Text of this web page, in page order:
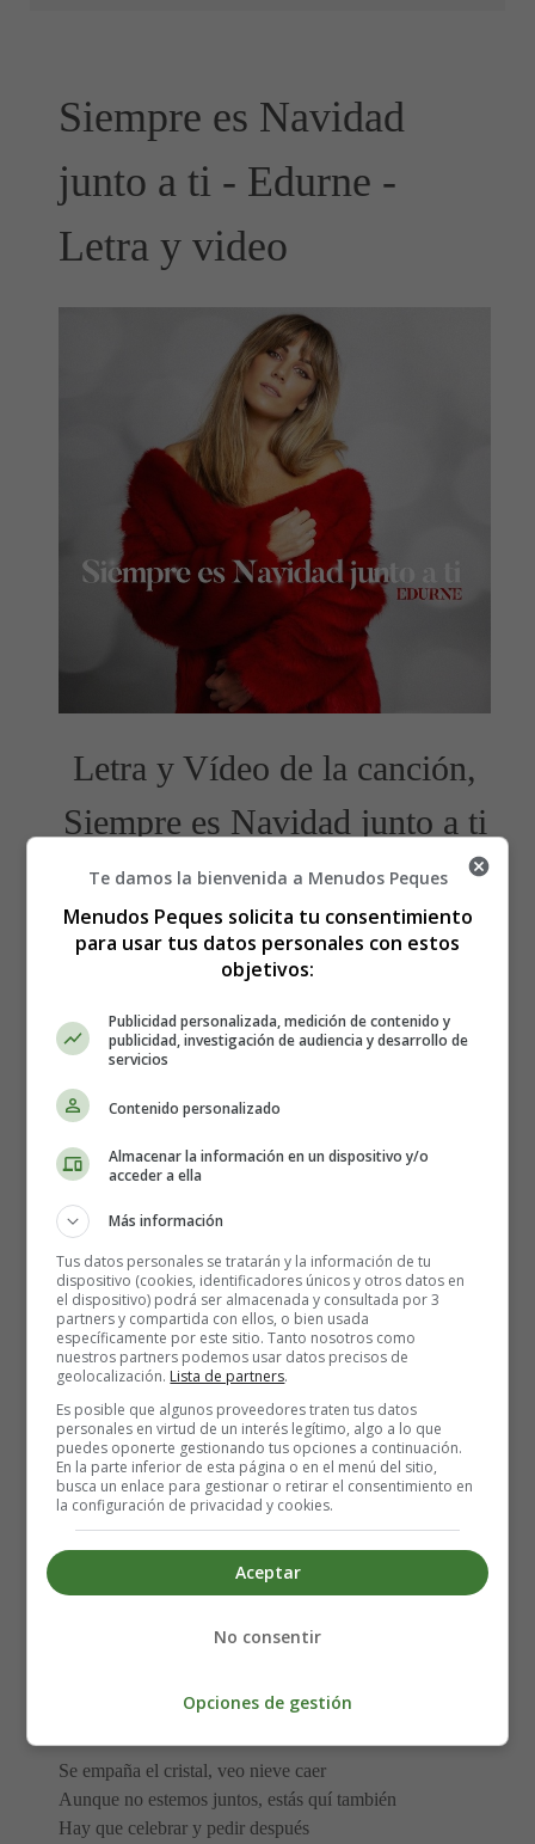
Siempre es Navidad
junto a ti - Edurne -
Letra y video
Letra y Vídeo de la canción,
Siempre es Navidad junto a ti
- Edurne
Canciones y villancicos para
Ya llegóNavidady otro año te miro a los ojos
Y después de cenar y brindar y de hacernos la foto
Aunque en verdad sé que nunca estaremos solos
Deja los regalos sin abrir y dime que me quieres
Y si tienes algo que decir, dime que me quieres
Tú y poder parar el tiempo
Porque si puedo estar junto a ti
Siempre es Navidad junto a ti
Se empaña el cristal, veo nieve caer
Aunque no estemos juntos, estás quí también
Hay que celebrar y pedir después
Te damos la bienvenida a Menudos Peques
Menudos Peques solicita tu consentimiento
para usar tus datos personales con estos
objetivos:
Publicidad personalizada, medición de contenido y
publicidad, investigación de audiencia y desarrollo de
servicios
Contenido personalizado
Almacenar la información en un dispositivo y/o
acceder a ella
Más información
Tus datos personales se tratarán y la información de tu
dispositivo (cookies, identificadores únicos y otros datos en
el dispositivo) podrá ser almacenada y consultada por 3
partners y compartida con ellos, o bien usada
específicamente por este sitio. Tanto nosotros como
nuestros partners podemos usar datos precisos de
geolocalización. Lista de partners.
Es posible que algunos proveedores traten tus datos
personales en virtud de un interés legítimo, algo a lo que
puedes oponerte gestionando tus opciones a continuación.
En la parte inferior de esta página o en el menú del sitio,
busca un enlace para gestionar o retirar el consentimiento en
la configuración de privacidad y cookies.
Aceptar
No consentir
Opciones de gestión